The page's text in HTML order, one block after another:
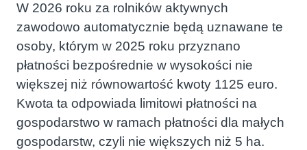
W 2026 roku za rolników aktywnych
zawodowo automatycznie będą uznawane te
osoby, którym w 2025 roku przyznano
płatności bezpośrednie w wysokości nie
większej niż równowartość kwoty 1125 euro.
Kwota ta odpowiada limitowi płatności na
gospodarstwo w ramach płatności dla małych
gospodarstw, czyli nie większych niż 5 ha.